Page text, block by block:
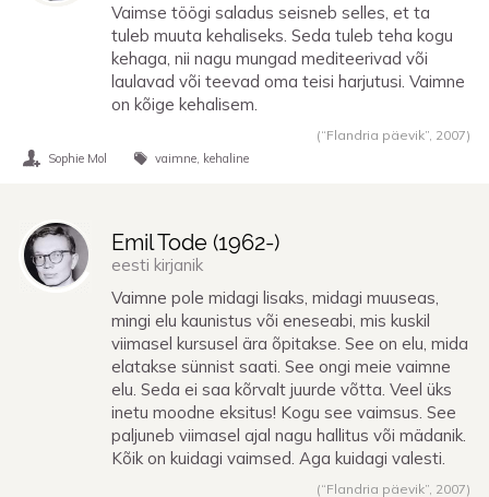
Vaimse töögi saladus seisneb selles, et ta
tuleb muuta kehaliseks. Seda tuleb teha kogu
kehaga, nii nagu mungad mediteerivad või
laulavad või teevad oma teisi harjutusi. Vaimne
on kõige kehalisem.
(“Flandria päevik”, 2007)
Sophie Mol vaimne kehaline
Emil Tode (1962-)
eesti kirjanik
Vaimne pole midagi lisaks, midagi muuseas,
mingi elu kaunistus või eneseabi, mis kuskil
viimasel kursusel ära õpitakse. See on elu, mida
elatakse sünnist saati. See ongi meie vaimne
elu. Seda ei saa kõrvalt juurde võtta. Veel üks
inetu moodne eksitus! Kogu see vaimsus. See
paljuneb viimasel ajal nagu hallitus või mädanik.
Kõik on kuidagi vaimsed. Aga kuidagi valesti.
(“Flandria päevik”, 2007)